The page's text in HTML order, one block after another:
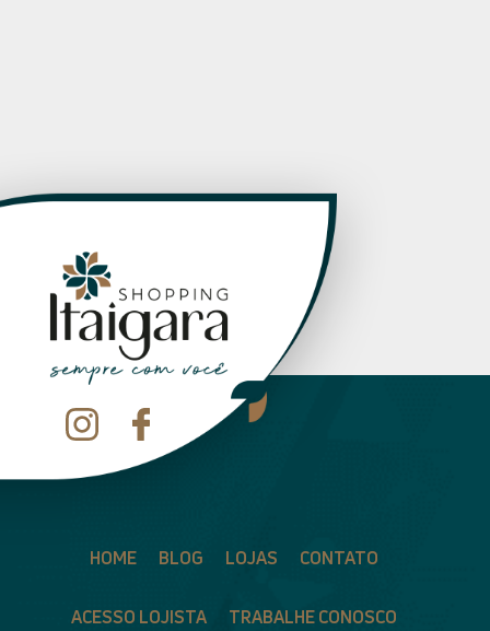
HOME BLOG LOJAS CONTATO
ACESSO LOJISTA TRABALHE CONOSCO